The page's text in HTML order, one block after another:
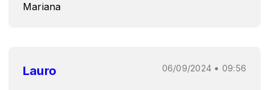
Mariana
Lauro 06/09/2024 • 09:56